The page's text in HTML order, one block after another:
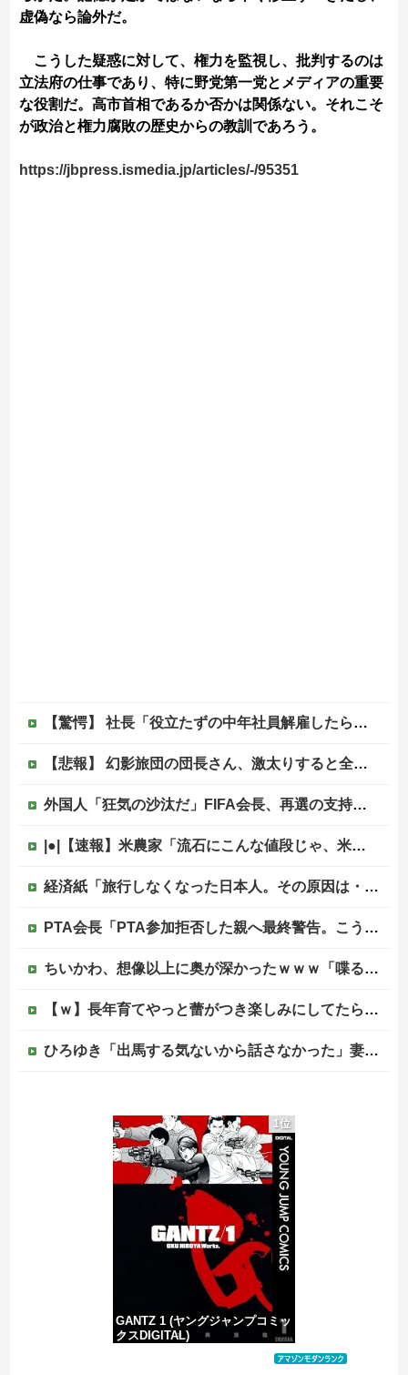
虚偽なら論外だ。
こうした疑惑に対して、権力を監視し、批判するのは
立法府の仕事であり、特に野党第一党とメディアの重要
な役割だ。高市首相であるか否かは関係ない。それこそ
が政治と権力腐敗の歴史からの教訓であろう。
https://jbpress.ismedia.jp/articles/-/95351
【驚愕】 社長「役立たずの中年社員解雇したら若手もみんな辞めてしまった…」
【悲報】 幻影旅団の団長さん、激太りすると全てが台無しになる
外国人「狂気の沙汰だ」FIFA会長、再選の支持見返りにモロッコへ2030年W杯決勝の開催を打診か！海外から批判殺到！【海外の反応】
|●|【速報】米農家「流石にこんな値段じゃ、米作り辞める人、出るんじゃないかなあ？？」
経済紙「旅行しなくなった日本人。その原因は・・・」→ネット民、総ツッコミで“真の原因”を突き付ける他
PTA会長「PTA参加拒否した親へ最終警告。こうなってもいい？」
ちいかわ、想像以上に奥が深かったｗｗｗ「喋る奴」と「喋らない奴」で人格に差がある模様
【ｗ】長年育てやっと蕾がつき楽しみにしてたら動物の死肉に擬態（外観・腐肉臭）する花が！
ひろゆき「出馬する気ないから話さなかった」妻「それでも不誠実だろ」→離婚協議へｗｗｗｗｗ
韓国人「“韓国サッカー”性接待の試合結果をご覧ください」→「マッサージ効果は間違いないねｗ」「これが本当のベッドサッカーだ」
【英断】靖国神社、境内におけるコスプレや軍装の禁止を発表「厳粛で神聖なる場所」
中国の海水浴場の映像があまりにも・・・
1位
GANTZ 1 (ヤングジャンプコミッ
クスDIGITAL)
価格：¥100